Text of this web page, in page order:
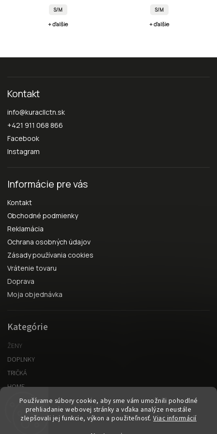
Používame súbory cookie, aby sme vám umožnili pohodlné
prehliadanie webovej stránky a vďaka analýze neustále
zlepšovali jej funkcie, výkon a použiteľnosť.Viac informácií
S/M
+ ďalšie
S/M
+ ďalšie
Kontakt
info@kuracllctn.sk
+421 911 068 866
Facebook
Instagram
Informácie pre vás
Kontakt
Obchodné podmienky
Reklamácia
Ochrana osobných údajov
Zásady používania cookies
Vrátenie tovaru
Doprava
Moja objednávka
Kategórie
ŽENY
DOPLNKY
TRIČKÁ
HOME
Vytvorené v spolupráci s kvalitnyeshop.sk